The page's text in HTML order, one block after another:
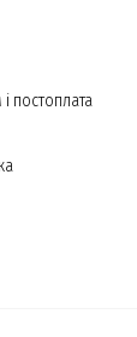
постоплата